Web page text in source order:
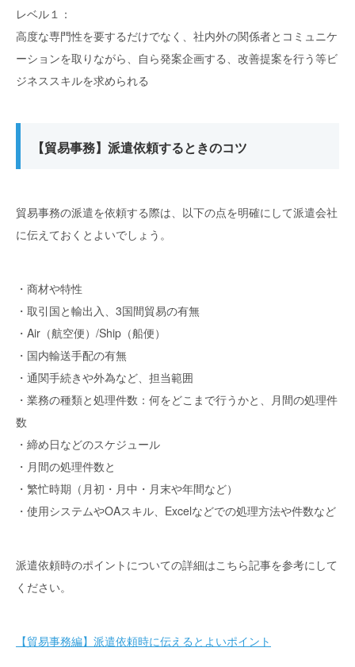
レベル１：
高度な専門性を要するだけでなく、社内外の関係者とコミュニケ
ーションを取りながら、自ら発案企画する、改善提案を行う等ビ
ジネススキルを求められる
【貿易事務】派遣依頼するときのコツ
貿易事務の派遣を依頼する際は、以下の点を明確にして派遣会社
に伝えておくとよいでしょう。
・商材や特性
・取引国と輸出入、3国間貿易の有無
・Air（航空便）/Ship（船便）
・国内輸送手配の有無
・通関手続きや外為など、担当範囲
・業務の種類と処理件数：何をどこまで行うかと、月間の処理件
数
・締め日などのスケジュール
・月間の処理件数と
・繁忙時期（月初・月中・月末や年間など）
・使用システムやOAスキル、Excelなどでの処理方法や件数など
派遣依頼時のポイントについての詳細はこちら記事を参考にして
ください。
【貿易事務編】派遣依頼時に伝えるとよいポイント